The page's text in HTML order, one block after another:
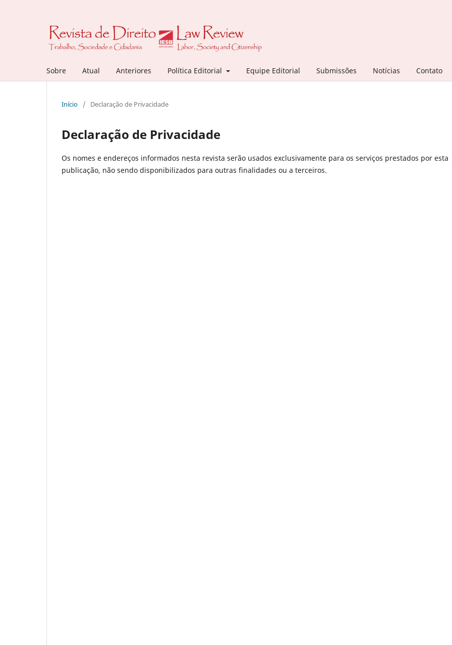
Sobre Atual Anteriores Política Editorial Equipe Editorial Submissões Notícias Contato
Início / Declaração de Privacidade
Declaração de Privacidade
Os nomes e endereços informados nesta revista serão usados exclusivamente para os serviços prestados por esta
publicação, não sendo disponibilizados para outras finalidades ou a terceiros.